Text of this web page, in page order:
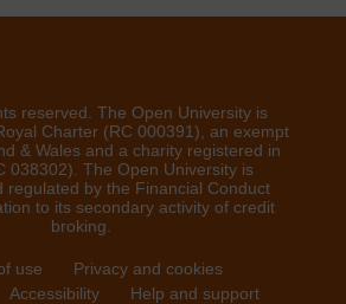
reserved. The Open University is
Charter (RC 000391), an exempt
& Wales and a charity registered in
038302). The Open University is
regulated by the Financial Conduct
to its secondary activity of credit
broking.
use
Privacy and cookies
Accessibility Help and support